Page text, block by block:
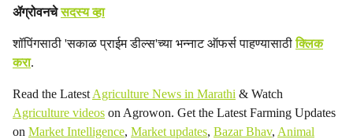
ॲग्रोवनचेसदस्य व्हा
शॉपिंगसाठी 'सकाळ प्राईम डील्स'च्या भन्नाट ऑफर्स पाहण्यासाठीक्लिक
करा.
Read the Latest Agriculture News in Marathi & Watch
Agriculture videos on Agrowon. Get the Latest Farming Updates
on Market Intelligence, Market updates, Bazar Bhav, Animal